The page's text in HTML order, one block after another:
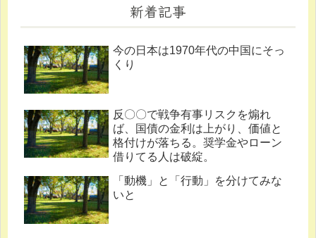
新着記事
今の日本は1970年代の中国にそっ
くり
反〇〇で戦争有事リスクを煽れ
ば、国債の金利は上がり、価値と
格付けが落ちる。奨学金やローン
借りてる人は破綻。
「動機」と「行動」を分けてみな
いと